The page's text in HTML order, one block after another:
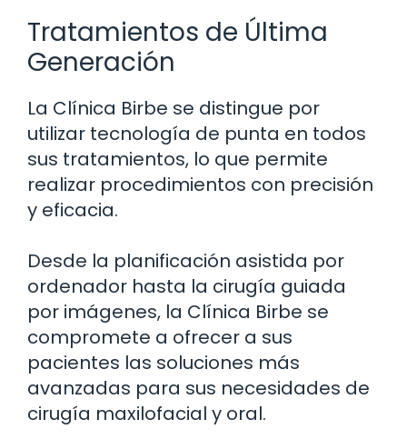
Tratamientos de Última
Generación
La Clínica Birbe se distingue por
utilizar tecnología de punta en todos
sus tratamientos, lo que permite
realizar procedimientos con precisión
y eficacia.
Desde la planificación asistida por
ordenador hasta la cirugía guiada
por imágenes, la Clínica Birbe se
compromete a ofrecer a sus
pacientes las soluciones más
avanzadas para sus necesidades de
cirugía maxilofacial y oral.